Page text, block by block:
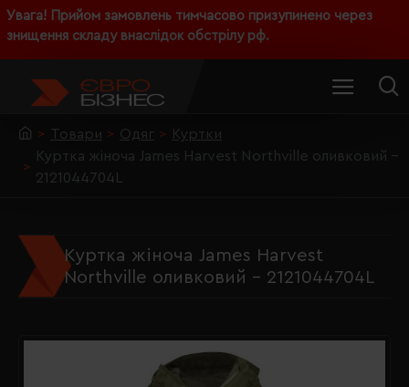
Увага! Прийом замовлень тимчасово призупинено через
знищення складу внаслідок обстрілу рф.
Товари Одяг
Куртки
Куртка жіноча James Harvest Northville оливковий -
2121044704L
Куртка жіноча James Harvest
Northville оливковий - 2121044704L